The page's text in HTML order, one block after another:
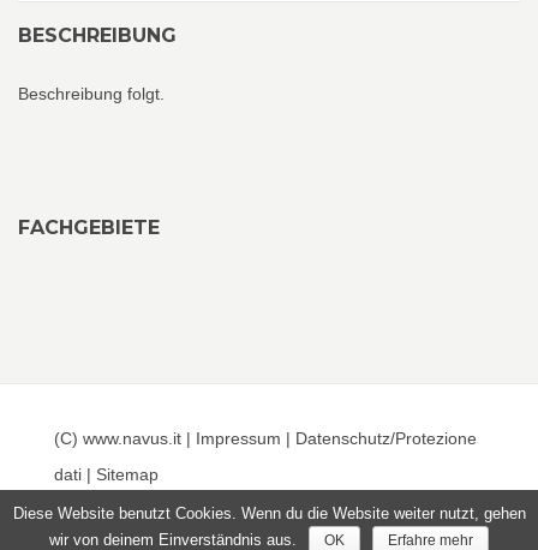
BESCHREIBUNG
Beschreibung folgt.
FACHGEBIETE
(C) www.navus.it | Impressum | Datenschutz/Protezione
dati | Sitemap
Diese Website benutzt Cookies. Wenn du die Website weiter nutzt, gehen
wir von deinem Einverständnis aus.
OK Erfahre mehr